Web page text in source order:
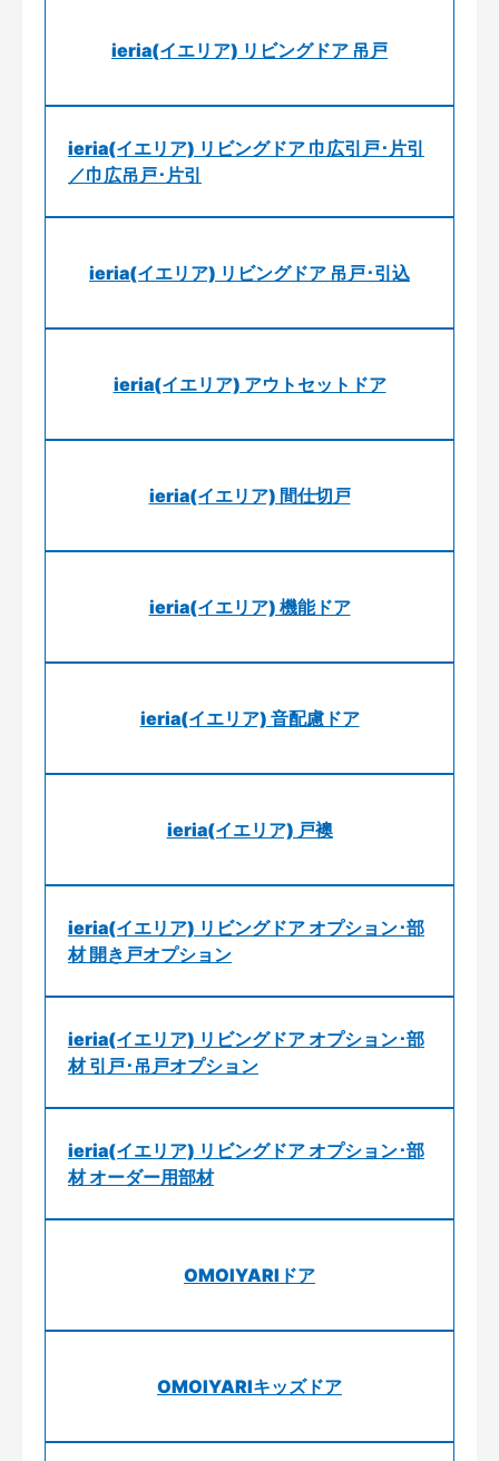
ieria(イエリア) リビングドア 吊戸
ieria(イエリア) リビングドア 巾広引戸･片引
／巾広吊戸･片引
ieria(イエリア) リビングドア 吊戸･引込
ieria(イエリア) アウトセットドア
ieria(イエリア) 間仕切戸
ieria(イエリア) 機能ドア
ieria(イエリア) 音配慮ドア
ieria(イエリア) 戸襖
ieria(イエリア) リビングドア オプション･部
材 開き戸オプション
ieria(イエリア) リビングドア オプション･部
材 引戸･吊戸オプション
ieria(イエリア) リビングドア オプション･部
材 オーダー用部材
OMOIYARIドア
OMOIYARIキッズドア